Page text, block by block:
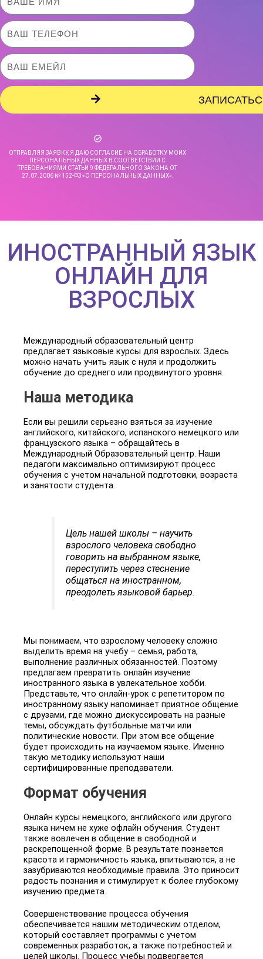
ОТПРАВЛЯЯ ЗАЯВКУ, Я ДАЮ СОГЛАСИЕ НА ОБРАБОТКУ МОИХ
ПЕРСОНАЛЬНЫХ ДАННЫХ В СООТВЕТСТВИИ С
ТРЕБОВАНИЯМИ СТАТЬИ 9 ФЕДЕРАЛЬНОГО ЗАКОНА ОТ
27.07.2006 № 152-ФЗ«О ПЕРСОНАЛЬНЫХ ДАННЫХ».
ИНОСТРАННЫЙ ЯЗЫК
ОНЛАЙН ДЛЯ
ВЗРОСЛЫХ
Международный образовательный центр
предлагает языковые курсы для взрослых. Здесь
можно начать учить язык с нуля и продолжить
обучение до среднего или продвинутого уровня.
Наша методика
Если вы решили серьезно взяться за изучение
английского, китайского, испанского немецкого или
французского языка – обращайтесь в
Международный Образовательный центр. Наши
педагоги максимально оптимизируют процесс
обучения с учетом начальной подготовки, возраста
и занятости студента.
Цель нашей школы – научить
взрослого человека свободно
говорить на выбранном языке,
переступить через стеснение
общаться на иностранном,
преодолеть языковой барьер.
Мы понимаем, что взрослому человеку сложно
выделить время на учебу – семья, работа,
выполнение различных обязанностей. Поэтому
предлагаем превратить онлайн изучение
иностранного языка в увлекательное хобби.
Представьте, что онлайн-урок с репетитором по
иностранному языку напоминает приятное общение
с друзами, где можно дискуссировать на разные
темы, обсуждать футбольные матчи или
политические новости. При этом все общение
будет происходить на изучаемом языке. Именно
такую методику используют наши
сертифицированные преподаватели.
Формат обучения
Онлайн курсы немецкого, английского или другого
языка ничем не хуже офлайн обучения. Студент
также вовлечен в общение в свободной и
раскрепощенной форме. В результате познается
красота и гармоничность языка, впитываются, а не
зазубриваются необходимые правила. Это приносит
радость познания и стимулирует к более глубокому
изучению предмета.
Совершенствование процесса обучения
обеспечивается нашим методическим отделом,
который составляет программы с учетом
современных разработок, а также потребностей и
целей школы. Процесс учебы подвергается